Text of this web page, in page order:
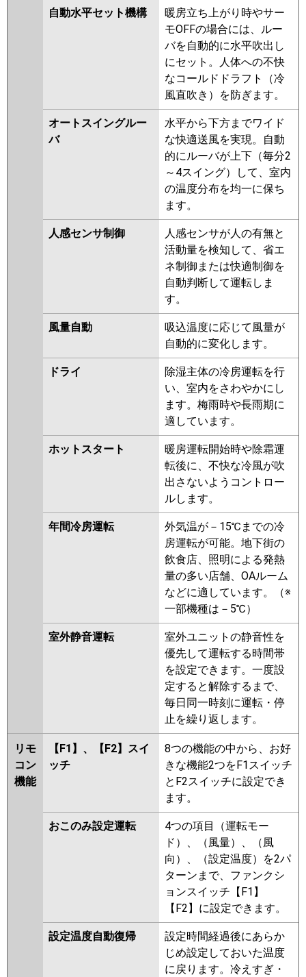
ZRMP63LFZ PLZ-ZRMP63LFY
PLZ-ZRMP63LY PLZ-ZRMP63LV
PLZ-ZRMP63LFV PLZ-
ZRMP63LFR PLZ-ZRMP63LR
RCID-GP63RGH7 RCID-GP63RGH6
RCID-GP63RGH5 RCID-GP63RGH4
RCID-GP63RGH3 RCID-AP63GH7
RCID-GP63RGH2 RCID-AP63GH6
RCID-GP63RGH1
FDTWZ635HA5SA-rak
FDTWZ635HA5SA
FDTWZ635H5SA-rak
FDTWZ635H5SA FDTWZ635H5S-
FDTWZ635H5S
PA-P63L7GB PA-P63L7GNB PA-
PA-P63L7GNA PA-
PA-P63L7G
PA-P63L6GNB PA-
PA-P63L6GN1
PA-
P63L6G PA-P63L6GN
自動水平セット機構
暖房立ち上がり時やサー
モOFFの場合には、ルー
バを自動的に水平吹出し
にセット。人体への不快
なコールドドラフト（冷
風直吹き）を防ぎます。
オートスイングルー
バ
水平から下方までワイド
な快適送風を実現。自動
的にルーバが上下（毎分2
～4スイング）して、室内
の温度分布を均一に保ち
ます。
人感センサ制御
人感センサが人の有無と
活動量を検知して、省エ
ネ制御または快適制御を
自動判断して運転しま
す。
風量自動
吸込温度に応じて風量が
自動的に変化します。
ドライ
除湿主体の冷房運転を行
い、室内をさわやかにし
ます。梅雨時や長雨期に
適しています。
ホットスタート
暖房運転開始時や除霜運
転後に、不快な冷風が吹
出さないようコントロー
ルします。
年間冷房運転
外気温が－15℃までの冷
房運転が可能。地下街の
飲食店、照明による発熱
量の多い店舗、OAルーム
などに適しています。（※
一部機種は－5℃）
室外静音運転
室外ユニットの静音性を
優先して運転する時間帯
を設定できます。一度設
定すると解除するまで、
毎日同一時刻に運転・停
止を繰り返します。
リモ
コン
機能
【F1】、【F2】スイ
ッチ
8つの機能の中から、お好
きな機能2つをF1スイッチ
とF2スイッチに設定でき
ます。
おこのみ設定運転
4つの項目（運転モー
ド）、（風量）、（風
向）、（設定温度）を2パ
ターンまで、ファンクシ
ョンスイッチ【F1】
【F2】に設定できます。
設定温度自動復帰
設定時間経過後にあらか
じめ設定しておいた温度
に戻ります。冷えすぎ・